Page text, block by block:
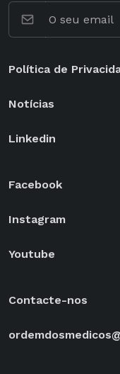
Política de
Notícias
Linkedin
Facebook
Instagram
Youtube
Contacte-nos